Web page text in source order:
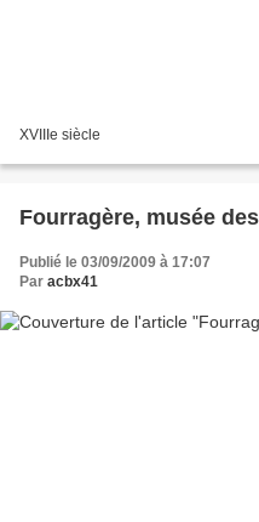
XVIIIe siècle
Fourragère, musée
Publié le 03/09/2009 à 17:07
Par acbx41